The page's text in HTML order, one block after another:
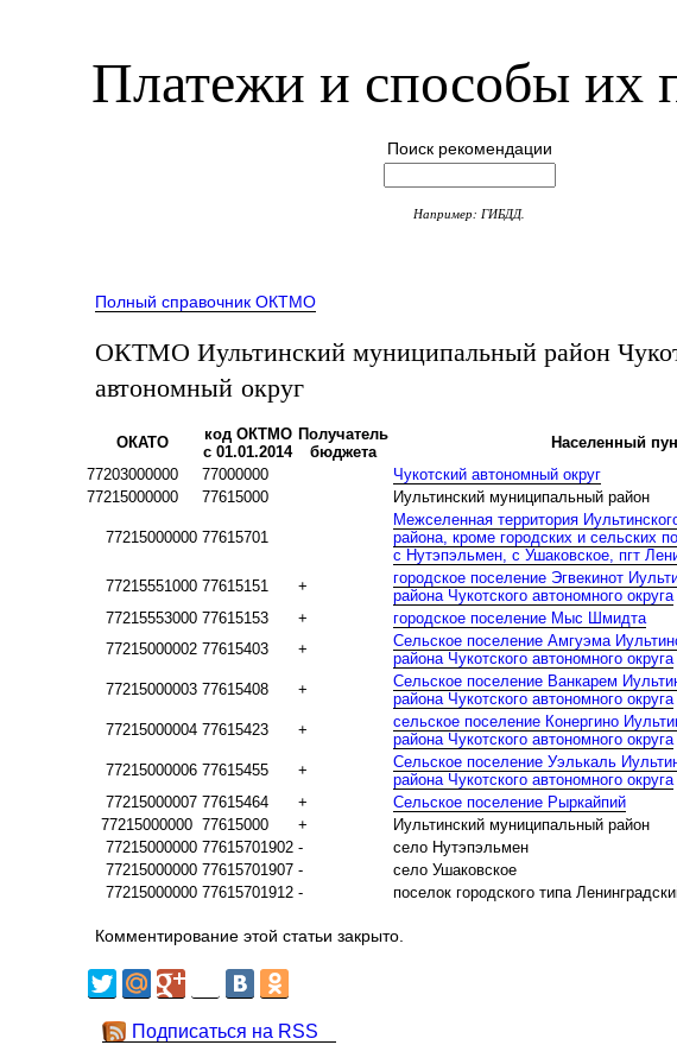
Платежи и способы их
Поиск рекомендации
Например: ГИБДД.
Полный справочник ОКТМО
ОКТМО Иультинский муниципальный район
автономный округ
ОКАТО
код ОКТМО
с 01.01.2014
Получатель
бюджета
Населенный
77203000000
77000000
Чукотский автономный округ
77215000000
77615000 Иультинский муниципальный район
77215000000 77615701
Межселенная территория
района, кроме городских и сельских
с Нутэпэльмен, с Ушаковское, пгт
77215551000 77615151 +
городское поселение Эгвекинот
района Чукотского автономного округа
77215553000 77615153 +
городское поселение Мыс Шмидта
77215000002 77615403 +
Сельское поселение Амгуэма
района Чукотского автономного округа
77215000003 77615408 +
Сельское поселение Ванкарем
района Чукотского автономного округа
77215000004 77615423 +
сельское поселение Конергино
района Чукотского автономного округа
77215000006 77615455 +
Сельское поселение Уэлькаль
района Чукотского автономного округа
77215000007 77615464 +
Сельское поселение Рыркайпий
77215000000 77615000 +
Иультинский муниципальный район
77215000000 77615701902 -
село Нутэпэльмен
77215000000 77615701907 -
село Ушаковское
77215000000 77615701912 - поселок городского типа
Комментирование этой статьи закрыто.
Подписаться на RSS